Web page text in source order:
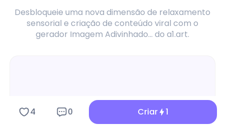
Desbloqueie uma nova dimensão de relaxamento
sensorial e criação de conteúdo viral com o
gerador Imagem Adivinhado... do a1.art.
4 0 Criar 1